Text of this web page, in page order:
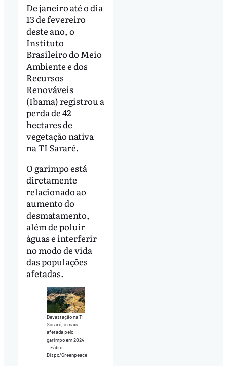
De janeiro até o dia
13 de fevereiro
deste ano, o
Instituto
Brasileiro do Meio
Ambiente e dos
Recursos
Renováveis
(Ibama) registrou a
perda de 42
hectares de
vegetação nativa
na TI Sararé.
O garimpo está
diretamente
relacionado ao
aumento do
desmatamento,
além de poluir
águas e interferir
no modo de vida
das populações
afetadas.
Devastação na TI
Sararé, a mais
afetada pelo
garimpo em 2024
– Fábio
Bispo/Greenpeace